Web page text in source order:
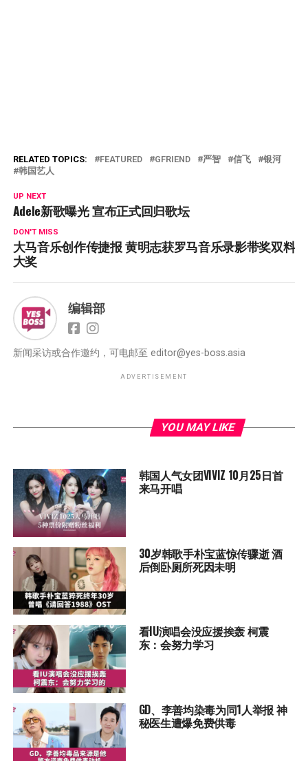
RELATED TOPICS: FEATURED GFRIEND 严智 信飞
银河
韩国艺人
UP NEXT
Adele新歌曝光 宣布正式回归歌坛
DON'T MISS
大马音乐创作传捷报 黄明志获罗马音乐录影带奖双料
大奖
编辑部
新闻采访或合作邀约，可电邮至 editor@yes-boss.asia
ADVERTISEMENT
YOU MAY LIKE
韩国人气女团VIVIZ 10月25日首
来马开唱
30岁韩歌手朴宝蓝惊传骤逝 酒
后倒卧厕所死因未明
看IU演唱会没应援挨轰 柯震
东：会努力学习
GD、李善均染毒为同1人举报 神
秘医生遭爆免费供毒